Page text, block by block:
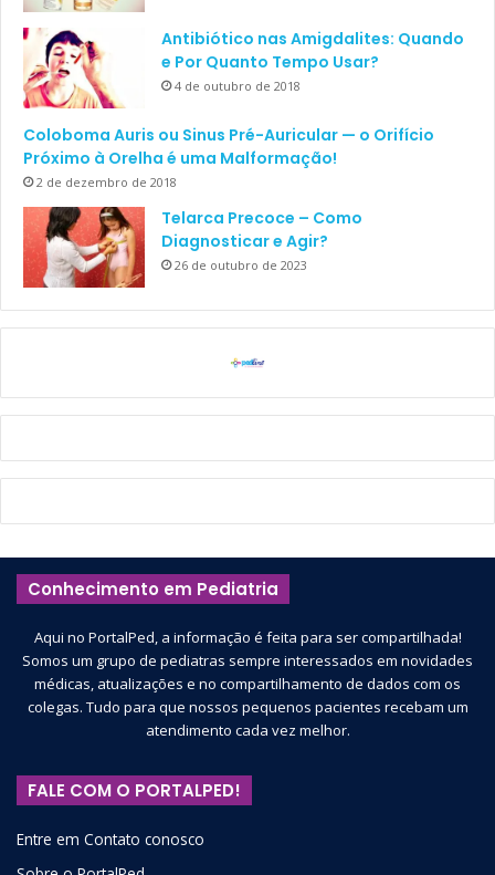
Antibiótico nas Amigdalites: Quando
e Por Quanto Tempo Usar?
4 de outubro de 2018
Coloboma Auris ou Sinus Pré-Auricular — o Orifício
Próximo à Orelha é uma Malformação!
2 de dezembro de 2018
Telarca Precoce – Como
Diagnosticar e Agir?
26 de outubro de 2023
Conhecimento em Pediatria
Aqui no PortalPed, a informação é feita para ser compartilhada!
Somos um grupo de pediatras sempre interessados em novidades
médicas, atualizações e no compartilhamento de dados com os
colegas. Tudo para que nossos pequenos pacientes recebam um
atendimento cada vez melhor.
FALE COM O PORTALPED!
Entre em Contato conosco